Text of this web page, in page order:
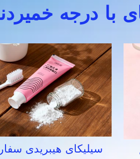
با درجه
سیلیکای هیبریدی